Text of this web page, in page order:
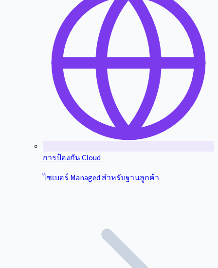
การป้องกัน Cloud
ไซเบอร์ Managed สำหรับฐานลูกค้า